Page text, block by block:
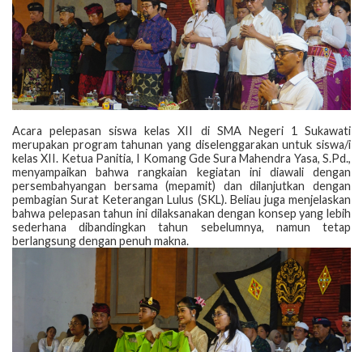
Acara pelepasan siswa kelas XII di SMA Negeri 1 Sukawati
merupakan program tahunan yang diselenggarakan untuk siswa/i
kelas XII. Ketua Panitia, I Komang Gde Sura Mahendra Yasa, S.Pd.,
menyampaikan bahwa rangkaian kegiatan ini diawali dengan
persembahyangan bersama (mepamit) dan dilanjutkan dengan
pembagian Surat Keterangan Lulus (SKL). Beliau juga menjelaskan
bahwa pelepasan tahun ini dilaksanakan dengan konsep yang lebih
sederhana dibandingkan tahun sebelumnya, namun tetap
berlangsung dengan penuh makna.